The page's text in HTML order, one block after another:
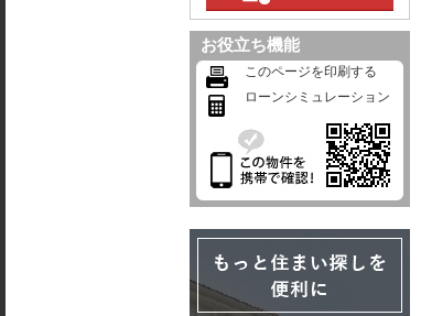
お役立ち機能
このページを印刷する
ローンシミュレーション